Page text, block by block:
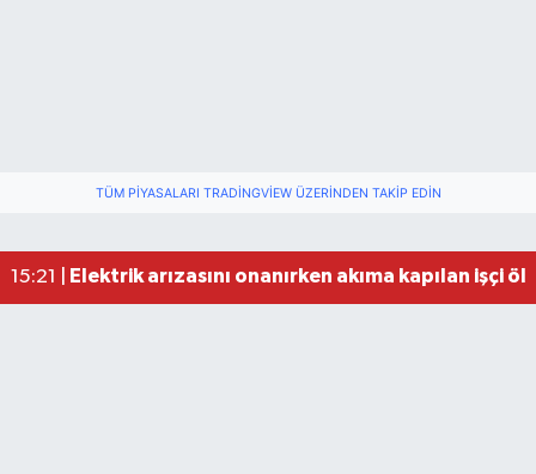
TÜM PIYASALARI TRADINGVIEW ÜZERINDEN TAKIP EDIN
15:21 | Elektrik arızasını onanırken akıma kapılan işçi